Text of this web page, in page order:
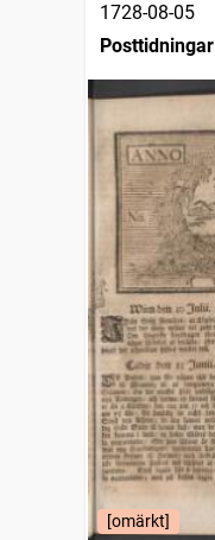
1728-08-05
Posttidningar
[omärkt]